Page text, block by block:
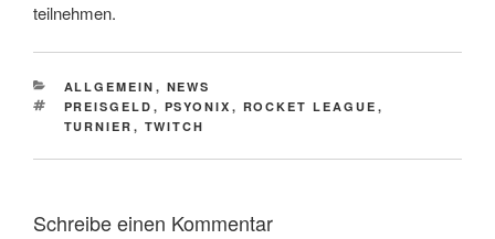
teilnehmen.
CATEGORIES
ALLGEMEIN , NEWS
TAGS
PREISGELD , PSYONIX , ROCKET LEAGUE ,
TURNIER , TWITCH
Schreibe einen Kommentar